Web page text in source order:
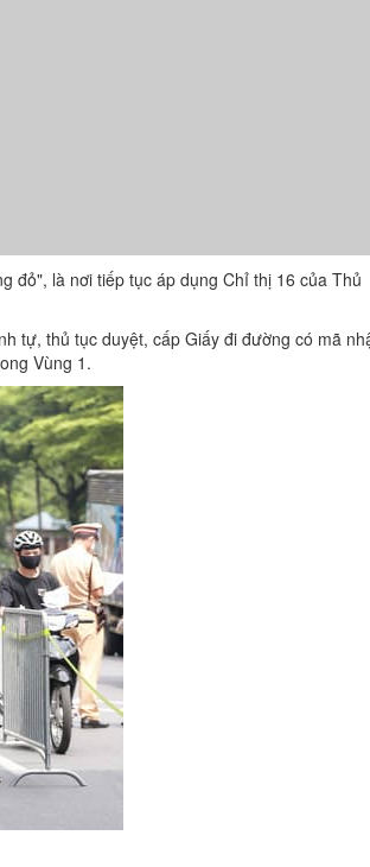
đỏ", là nơi tiếp tục áp dụng Chỉ thị 16 của Thủ
tự, thủ tục duyệt, cấp Giấy đi đường có mã
Vùng 1.